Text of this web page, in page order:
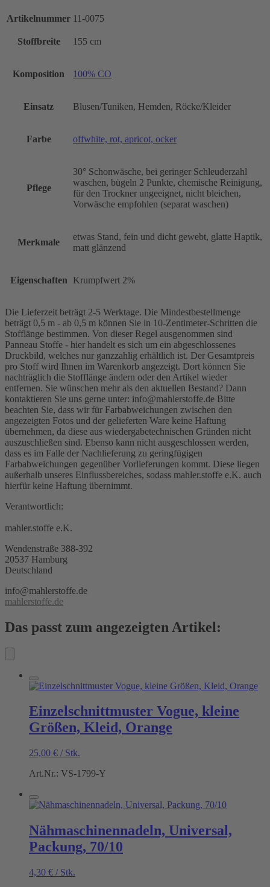
Artikelnummer 11-0075
Stoffbreite 155 cm
Komposition 100% CO
Einsatz Blusen/Tuniken, Hemden, Röcke/Kleider
Farbe offwhite, rot, apricot, ocker
Pflege
30° Schonwäsche, bei geringer Schleuderzahl
waschen, bügeln 2 Punkte, chemische Reinigung,
für den Trockner ungeeignet, nicht bleichen,
Vorwäsche empfohlen (separat waschen)
Merkmale
etwas Stand, fein und dicht gewebt, glatte Haptik,
matt glänzend
Eigenschaften Krumpfwert 2%
Die Lieferzeit beträgt 2-5 Werktage. Die Mindestbestellmenge
beträgt 0,5 m - ab 0,5 m können Sie in 10-Zentimeter-Schritten die
Stofflänge bestimmen. Von dieser Regel ausgenommen sind
Panneau Stoffe - hier handelt es sich um ein abgeschlossenes
Druckbild, welches nur ganzzahlig erhältlich ist. Der Gesamtpreis
pro Stoff wird Ihnen im Warenkorb angezeigt. Dort können Sie
nachträglich die Stofflänge ändern oder den Artikel wieder
entfernen. Sie wünschen mehr als den aktuellen Bestand? Dann
kontaktieren Sie uns gerne unter: info@mahlerstoffe.de Bitte
beachten Sie, dass wir für Farbabweichungen zwischen den
angezeigten Fotos und der gelieferten Ware keine Haftung
übernehmen, da diese aus wiedergabetechnischen Gründen nicht
auszuschließen sind. Ebenso kann nicht ausgeschlossen werden,
dass es im Falle der Nachlieferung zu geringfügigen
Farbabweichungen gegenüber Vorlieferungen kommt. Diese liegen
außerhalb unseres Einflussbereiches, sodass mahler.stoffe e.K. auch
hierfür keine Haftung übernimmt.
Verantwortlich:
mahler.stoffe e.K.
Wendenstraße 388-392
20537 Hamburg
Deutschland
info@mahlerstoffe.de
mahlerstoffe.de
Das passt zum angezeigten Artikel:
Einzelschnittmuster Vogue, kleine
Größen, Kleid, Orange
25,00 € / Stk.
Art.Nr.: VS-1799-Y
Nähmaschinennadeln, Universal,
Packung, 70/10
4,30 € / Stk.